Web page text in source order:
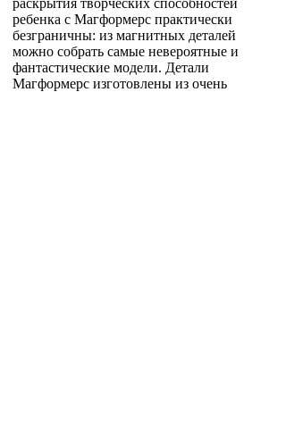
раскрытия творческих способностей
ребенка с Магформерс практически
безграничны: из магнитных деталей
можно собрать самые невероятные и
фантастические модели. Детали
Магформерс изготовлены из очень